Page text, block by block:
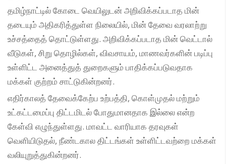
தமிழ்நாட்டில் கோடை வெயிலுடன் அறிவிக்கப்படாத மின்
தடையும் அதிகரித்துள்ள நிலையில், மின் தேவை வரலாற்று
உச்சத்தைத் தொட்டுள்ளது. அறிவிக்கப்படாத மின் வெட்டால்
வீடுகள், சிறு தொழில்கள், விவசாயம், மாணவர்களின் படிப்பு
உள்ளிட்ட அனைத்துத் துறைகளும் பாதிக்கப்படுவதாக
மக்கள் குற்றம் சாட்டுகின்றனர்.
எதிர்காலத் தேவைக்கேற்ப உற்பத்தி, கொள்முதல் மற்றும்
உட்கட்டமைப்பு திட்டமிடல் போதுமானதாக இல்லை என்ற
கேள்வி எழுந்துள்ளது. மாவட்ட வாரியாக தரவுகள்
வெளியிடுதல், நீண்டகால திட்டங்கள் உள்ளிட்டவற்றை மக்கள்
வலியுறுத்துகின்றனர்.